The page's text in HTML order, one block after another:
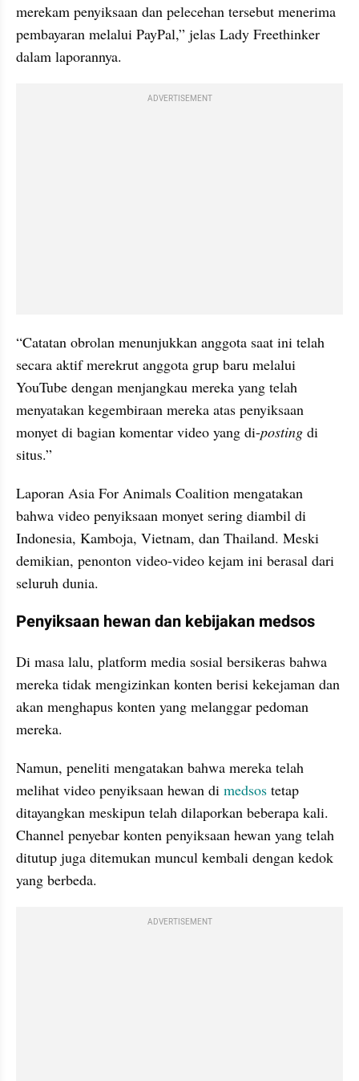
merekam penyiksaan dan pelecehan tersebut menerima
pembayaran melalui PayPal,” jelas Lady Freethinker
dalam laporannya.
ADVERTISEMENT
“Catatan obrolan menunjukkan anggota saat ini telah
secara aktif merekrut anggota grup baru melalui
YouTube dengan menjangkau mereka yang telah
menyatakan kegembiraan mereka atas penyiksaan
monyet di bagian komentar video yang di-posting di
situs.”
Laporan Asia For Animals Coalition mengatakan
bahwa video penyiksaan monyet sering diambil di
Indonesia, Kamboja, Vietnam, dan Thailand. Meski
demikian, penonton video-video kejam ini berasal dari
seluruh dunia.
Penyiksaan hewan dan kebijakan medsos
Di masa lalu, platform media sosial bersikeras bahwa
mereka tidak mengizinkan konten berisi kekejaman dan
akan menghapus konten yang melanggar pedoman
mereka.
Namun, peneliti mengatakan bahwa mereka telah
melihat video penyiksaan hewan di medsos tetap
ditayangkan meskipun telah dilaporkan beberapa kali.
Channel penyebar konten penyiksaan hewan yang telah
ditutup juga ditemukan muncul kembali dengan kedok
yang berbeda.
ADVERTISEMENT